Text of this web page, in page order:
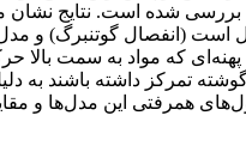
شده است. نتایج نشان
پهنه‌ای که مواد به سمت
منابع حرارتی در 150 کیلومتر
همرفتی این مدل‌ها